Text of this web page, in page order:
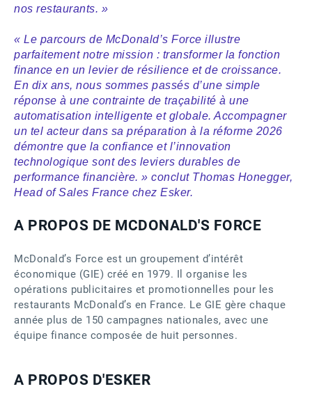
nos restaurants. »
« Le parcours de McDonald’s Force illustre
parfaitement notre mission : transformer la fonction
finance en un levier de résilience et de croissance.
En dix ans, nous sommes passés d’une simple
réponse à une contrainte de traçabilité à une
automatisation intelligente et globale. Accompagner
un tel acteur dans sa préparation à la réforme 2026
démontre que la confiance et l’innovation
technologique sont des leviers durables de
performance financière. » conclut Thomas Honegger,
Head of Sales France chez Esker.
A PROPOS DE MCDONALD'S FORCE
McDonald’s Force est un groupement d’intérêt
économique (GIE) créé en 1979. Il organise les
opérations publicitaires et promotionnelles pour les
restaurants McDonald’s en France. Le GIE gère chaque
année plus de 150 campagnes nationales, avec une
équipe finance composée de huit personnes.
A PROPOS D'ESKER